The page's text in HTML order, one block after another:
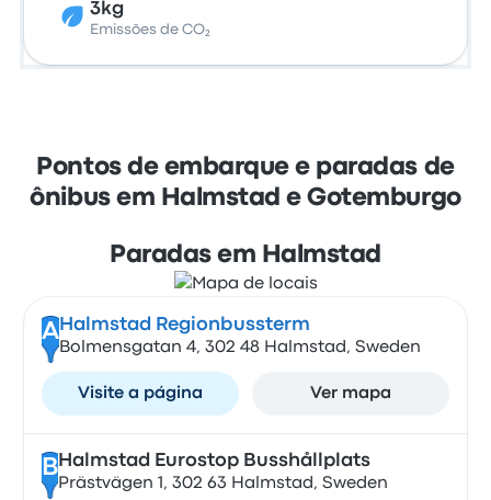
3kg
Emissões de CO₂
Pontos de embarque e paradas de
ônibus em Halmstad e Gotemburgo
Paradas em Halmstad
A Halmstad Regionbussterm
Bolmensgatan 4, 302 48 Halmstad, Sweden
Visite a página Ver mapa
B Halmstad Eurostop Busshållplats
Prästvägen 1, 302 63 Halmstad, Sweden